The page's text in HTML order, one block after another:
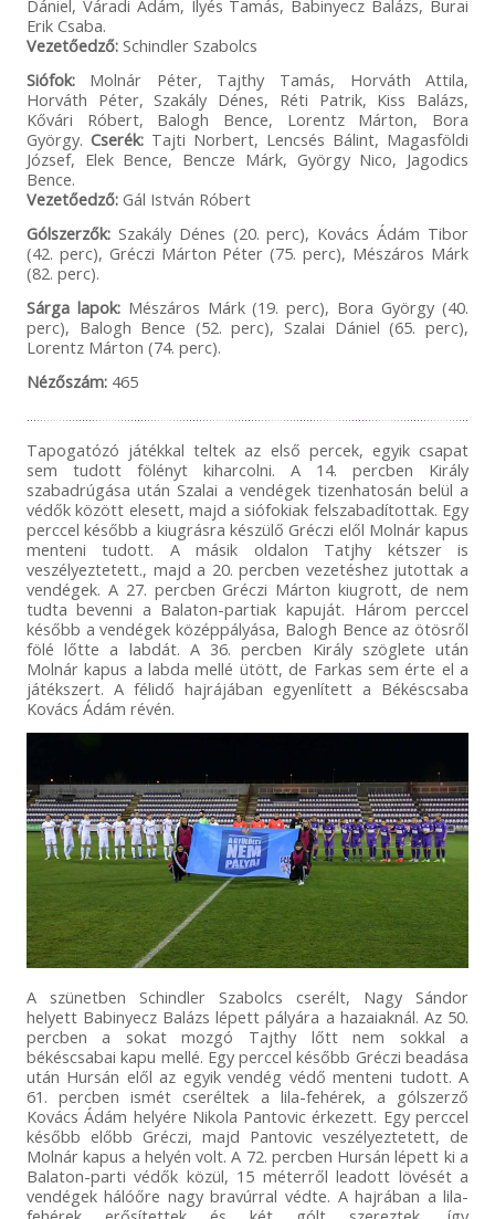
Dániel, Váradi Ádám, Ilyés Tamás, Babinyecz Balázs, Burai
Erik Csaba.
Vezetőedző:Schindler Szabolcs
Siófok:Molnár Péter, Tajthy Tamás, Horváth Attila,
Horváth Péter, Szakály Dénes, Réti Patrik, Kiss Balázs,
Kővári Róbert, Balogh Bence, Lorentz Márton, Bora
György. Cserék:Tajti Norbert, Lencsés Bálint, Magasföldi
József, Elek Bence, Bencze Márk, György Nico, Jagodics
Bence.
Vezetőedző:Gál István Róbert
Gólszerzők:Szakály Dénes (20. perc), Kovács Ádám Tibor
(42. perc), Gréczi Márton Péter (75. perc), Mészáros Márk
(82. perc).
Sárga lapok:Mészáros Márk (19. perc), Bora György (40.
perc), Balogh Bence (52. perc), Szalai Dániel (65. perc),
Lorentz Márton (74. perc).
Nézőszám:465
Tapogatózó játékkal teltek az első percek, egyik csapat
sem tudott fölényt kiharcolni. A 14. percben Király
szabadrúgása után Szalai a vendégek tizenhatosán belül a
védők között elesett, majd a siófokiak felszabadítottak. Egy
perccel később a kiugrásra készülő Gréczi elől Molnár kapus
menteni tudott. A másik oldalon Tatjhy kétszer is
veszélyeztetett., majd a 20. percben vezetéshez jutottak a
vendégek. A 27. percben Gréczi Márton kiugrott, de nem
tudta bevenni a Balaton-partiak kapuját. Három perccel
később a vendégek középpályása, Balogh Bence az ötösről
fölé lőtte a labdát. A 36. percben Király szöglete után
Molnár kapus a labda mellé ütött, de Farkas sem érte el a
játékszert. A félidő hajrájában egyenlített a Békéscsaba
Kovács Ádám révén.
A szünetben Schindler Szabolcs cserélt, Nagy Sándor
helyett Babinyecz Balázs lépett pályára a hazaiaknál. Az 50.
percben a sokat mozgó Tajthy lőtt nem sokkal a
békéscsabai kapu mellé. Egy perccel később Gréczi beadása
után Hursán elől az egyik vendég védő menteni tudott. A
61. percben ismét cseréltek a lila-fehérek, a gólszerző
Kovács Ádám helyére Nikola Pantovic érkezett. Egy perccel
később előbb Gréczi, majd Pantovic veszélyeztetett, de
Molnár kapus a helyén volt. A 72. percben Hursán lépett ki a
Balaton-parti védők közül, 15 méterről leadott lövését a
vendégek hálóőre nagy bravúrral védte. A hajrában a lila-